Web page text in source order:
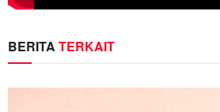
BERITA TERKAIT